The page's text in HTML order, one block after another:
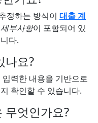
정하는 방식이 대출 계
부사항이 포함되어 있
다.
나요?
력한 내용을 기반으로
확인할 수 있습니다.
무엇인가요?